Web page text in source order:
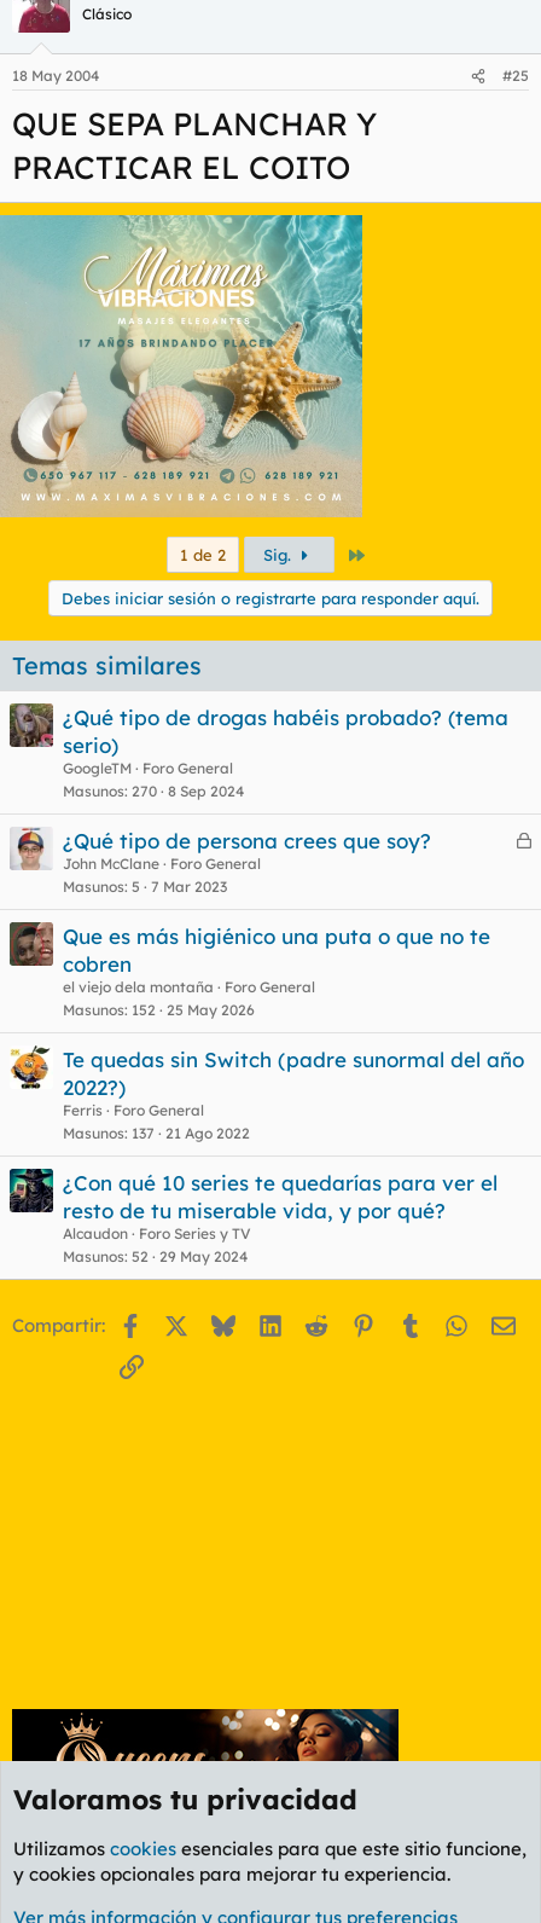
Clásico
18 May 2004 #25
QUE SEPA PLANCHAR Y
PRACTICAR EL COITO
1 de 2 Sig.
Debes iniciar sesión o registrarte para responder aquí.
Temas similares
¿Qué tipo de drogas habéis probado? (tema
serio)
GoogleTM
Foro General
Masunos 270 8 Sep 2024
C
r
¿Qué tipo de persona crees que soy?
John McClane
Foro General
Masunos 5 7 Mar 2023
Que es más higiénico una puta o que no te
cobren
el viejo dela montaña
Foro General
Masunos 152 25 May 2026
Te quedas sin Switch (padre sunormal del año
2022?)
Ferris
Foro General
Masunos 137 21 Ago 2022
¿Con qué 10 series te quedarías para ver el
resto de tu miserable vida, y por qué?
Alcaudon
Foro Series y TV
Masunos 52 29 May 2024
Compartir: Facebook BlueskyLinkedIn
Reddit Pinterest
Tumblr
Enlace
Foro General
Valoramos tu privacidad
Utilizamos cookies esenciales para que este sitio funcione,
y cookies opcionales para mejorar tu experiencia.
Ver más información y configurar tus preferencias